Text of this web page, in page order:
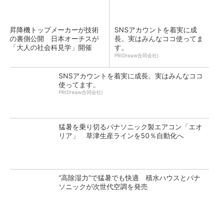
昇降機トップメーカーが技術
の裏側公開 日本オーチスが
「大人の社会科見学」開催
SNSアカウントを着実に成
長。実はみんなココ使ってま
す。
PR(Dreaw合同会社)
SNSアカウントを着実に成長。実はみんなココ
使ってます。
PR(Dreaw合同会社)
猛暑を乗り切るパナソニック製エアコン「エオ
リア」 草津生産ラインを50％自動化へ
“高除湿力”で猛暑でも快適 積水ハウスとパナ
ソニックが次世代空調を発売